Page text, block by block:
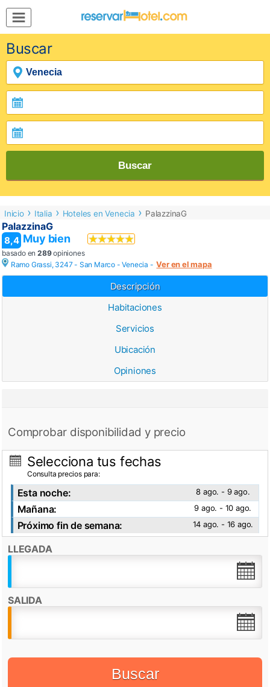
MENÚ
Inicio
Mi
Reserva
Grupos
Inspírate
Buscar
Buscar
Inicio Italia Hoteles en Venecia PalazzinaG
PalazzinaG
8,4 Muy bien
basado en 289opiniones
Ramo Grassi, 3247 - San Marco -Venecia - Ver en el mapa
Descripción
Habitaciones
Servicios
Ubicación
Opiniones
Check in desde:14:00h
Admite mascotas
Comprobar disponibilidad y precio
Selecciona tus fechas
Consulta precios para:
Esta noche: 8 ago. - 9 ago.
Mañana: 9 ago. - 10 ago.
Próximo fin de semana: 14 ago. - 16 ago.
LLEGADA
SALIDA
Buscar